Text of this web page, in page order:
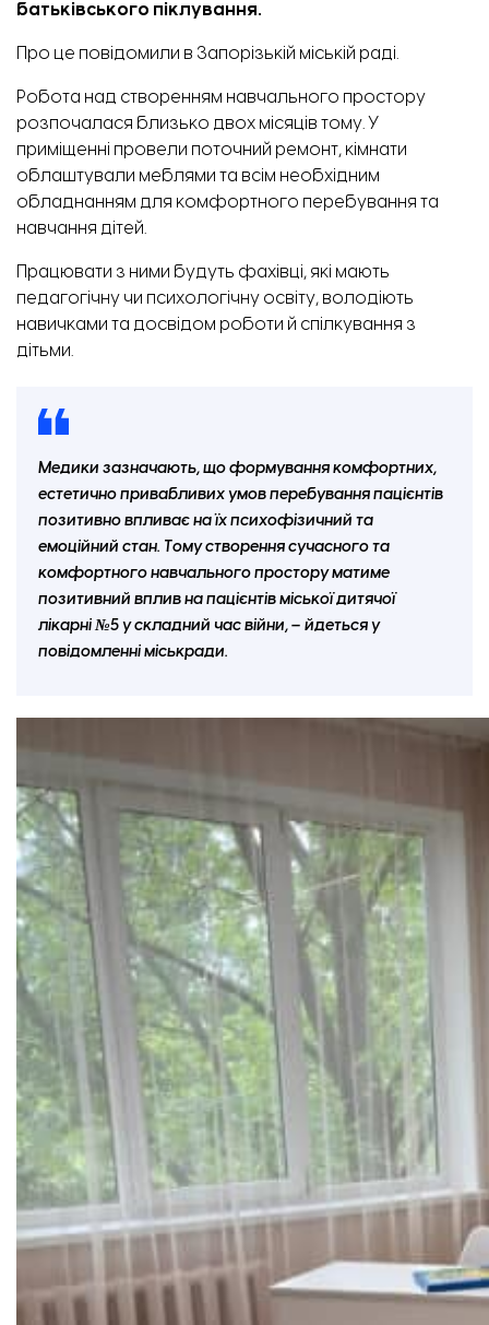
батьківського піклування.
Про це повідомили в Запорізькій міській раді.
Робота над створенням навчального простору
розпочалася близько двох місяців тому. У
приміщенні провели поточний ремонт, кімнати
облаштували меблями та всім необхідним
обладнанням для комфортного перебування та
навчання дітей.
Працювати з ними будуть фахівці, які мають
педагогічну чи психологічну освіту, володіють
навичками та досвідом роботи й спілкування з
дітьми.
Медики зазначають, що формування комфортних,
естетично привабливих умов перебування пацієнтів
позитивно впливає на їх психофізичний та
емоційний стан. Тому створення сучасного та
комфортного навчального простору матиме
позитивний вплив на пацієнтів міської дитячої
лікарні №5 у складний час війни, – йдеться у
повідомленні міськради.